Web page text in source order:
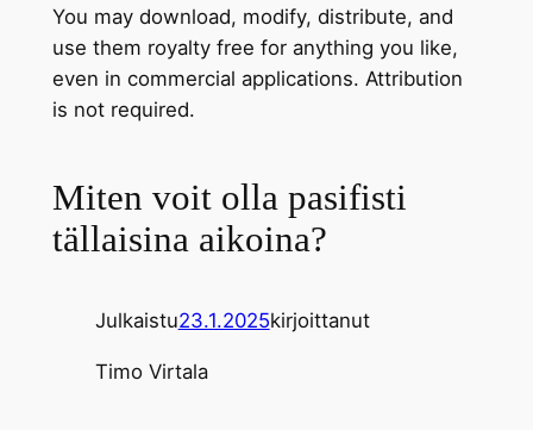
Miten voit olla pasifisti
tällaisina aikoina?
Julkaistu23.1.2025kirjoittanut
Timo Virtala